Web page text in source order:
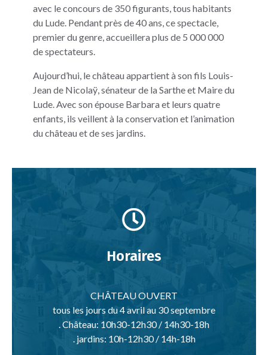
avec le concours de 350 figurants, tous habitants
du Lude. Pendant près de 40 ans, ce spectacle,
premier du genre, accueillera plus de 5 000 000
de spectateurs.
Aujourd’hui, le château appartient à son fils Louis-
Jean de Nicolaÿ, sénateur de la Sarthe et Maire du
Lude. Avec son épouse Barbara et leurs quatre
enfants, ils veillent à la conservation et l’animation
du château et de ses jardins.
Horaires
CHÂTEAU OUVERT
tous les jours du 4 avril au 30 septembre
. Château: 10h30-12h30 / 14h30-18h
. jardins: 10h-12h30 / 14h-18h